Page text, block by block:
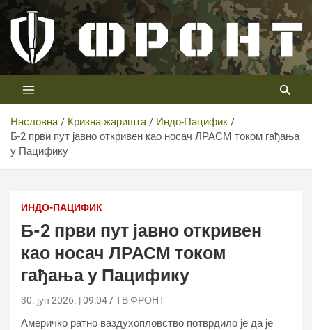
Скип
цонтент
Телевизија ФРОНТ
Први војни канал у Србији
Насловна Кризна жаришта
Индо-Пацифик
Б-2 први пут јавно откривен као носач ЛРАСМ током гађања
у Пацифику
ИНДО-ПАЦИФИК
Б-2 први пут јавно откривен
као носач ЛРАСМ током
гађања у Пацифику
30. јун 2026. | 09:04 ТВ ФРОНТ
Америчко ратно ваздухопловство потврдило је да је